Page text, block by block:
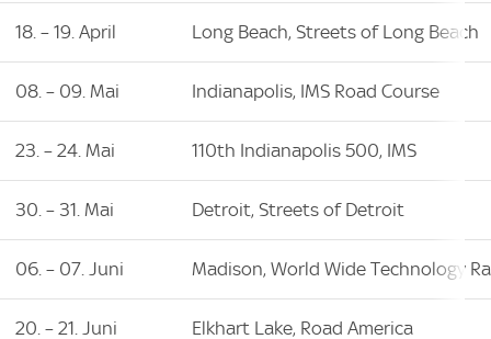
18. – 19. April Long Beach, Streets of Long Beach
08. – 09. Mai Indianapolis, IMS Road Course
23. – 24. Mai 110th Indianapolis 500, IMS
30. – 31. Mai Detroit, Streets of Detroit
06. – 07. Juni Madison, World Wide Technology
20. – 21. Juni Elkhart Lake, Road America